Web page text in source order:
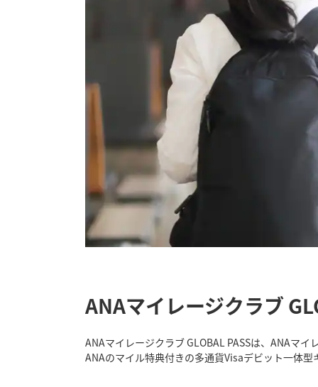
ANAマイレージクラブ
ANAマイレージクラブ GLOBAL PASSは、ANAマ
ANAのマイル特典付きの多通貨Visaデビット一体型